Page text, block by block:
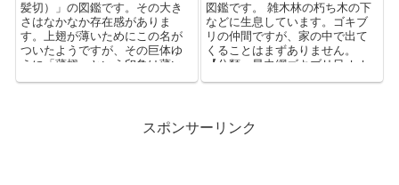
髪切）」の図鑑です。その大き
さはなかなか存在感がありま
す。上翅が薄いためにこの名が
ついたようですが、その巨体ゆ
えに「薄翅」という印象は薄い
図鑑です。 雑木林の朽ち木の下
などに生息しています。ゴキブ
リの仲間ですが、家の中で出て
くることはまずありません。
【分類：昆虫綱ゴキブリ目オオ
スポンサーリンク